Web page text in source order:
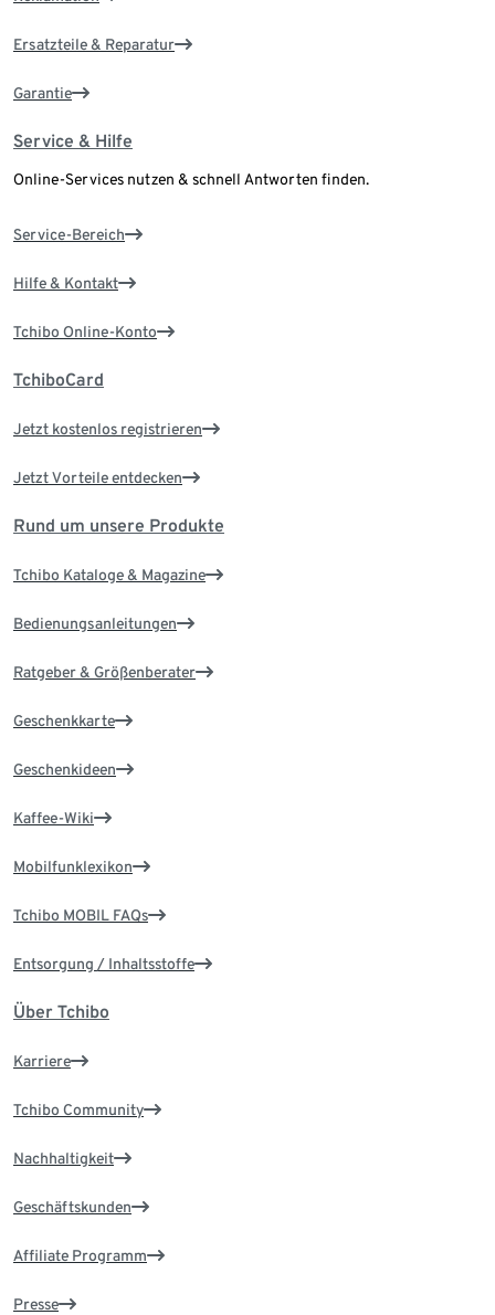
Ersatzteile & Reparatur
Garantie
Service & Hilfe
Online-Services nutzen & schnell Antworten finden.
Service-Bereich
Hilfe & Kontakt
Tchibo Online-Konto
TchiboCard
Jetzt kostenlos registrieren
Jetzt Vorteile entdecken
Rund um unsere Produkte
Tchibo Kataloge & Magazine
Bedienungsanleitungen
Ratgeber & Größenberater
Geschenkkarte
Geschenkideen
Kaffee-Wiki
Mobilfunklexikon
Tchibo MOBIL FAQs
Entsorgung / Inhaltsstoffe
Über Tchibo
Karriere
Tchibo Community
Nachhaltigkeit
Geschäftskunden
Affiliate Programm
Presse